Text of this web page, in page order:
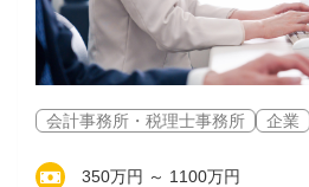
会計事務所・税理士事務所 企業
350万円 ～ 1100万円